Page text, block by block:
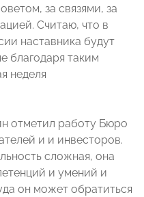
за связями, за
Считаю, что в
наставника будут
благодаря таким
неделя
отметил работу Бюро
и и инвесторов.
сложная, она
и умений и
он может обратиться